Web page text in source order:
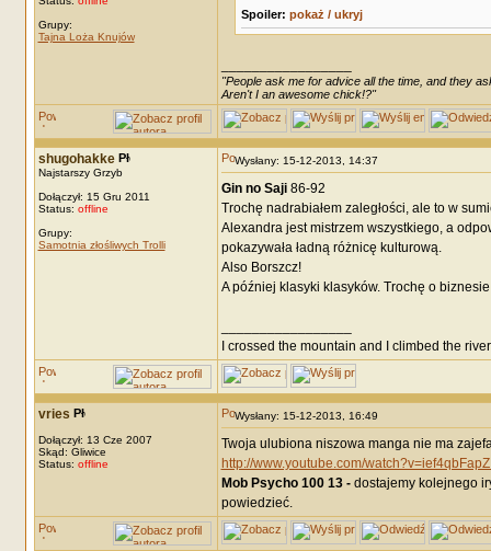
Grupy:
Tajna Loża Knujów
Spoiler: pokaż / ukryj
"People ask me for advice all the time, and they
Aren't I an awesome chick!?"
shugohakke
Najstarszy Grzyb
Dołączył: 15 Gru 2011
Status: offline
Grupy:
Samotnia złośliwych Trolli
Wysłany: 15-12-2013, 14:37
Gin no Saji86-92
Trochę nadrabiałem zaległości, ale to w
Alexandra jest mistrzem wszystkiego, a
pokazywała ładną różnicę kulturową.
Also Borszcz!
A później klasyki klasyków. Trochę o
I crossed the mountain and I climbed the
vries
Dołączył: 13 Cze 2007
Skąd: Gliwice
Status: offline
Wysłany: 15-12-2013, 16:49
Twoja ulubiona niszowa manga nie ma
http://www.youtube.com/
Mob Psycho 100 13 -dostajemy kolejnego
powiedzieć.